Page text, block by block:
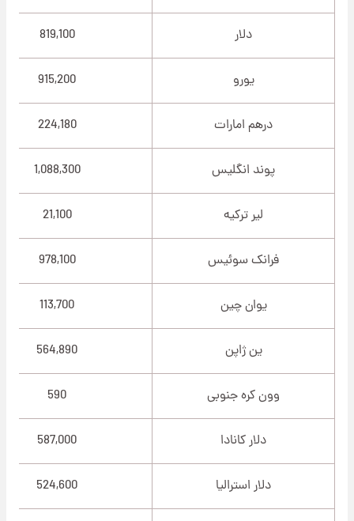
دلار 819,100
یورو 915,200
درهم امارات 224,180
پوند انگلیس 1,088,300
لیر ترکیه 21,100
فرانک سوئیس 978,100
یوان چین 113,700
ین ژاپن 564,890
وون کره جنوبی 590
دلار کانادا 587,000
دلار استرالیا 524,600